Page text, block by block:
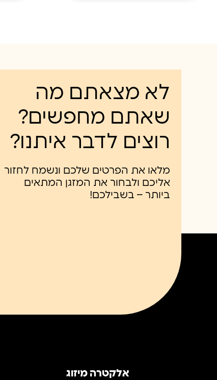
לא מצאתם מה
שאתם מחפשים?
רוצים לדבר איתנו?
מלאו את הפרטים שלכם ונשמח לחזור
אליכם ולבחור את המזגן המתאים
ביותר – בשבילכם!
אלקטרה מיזוג